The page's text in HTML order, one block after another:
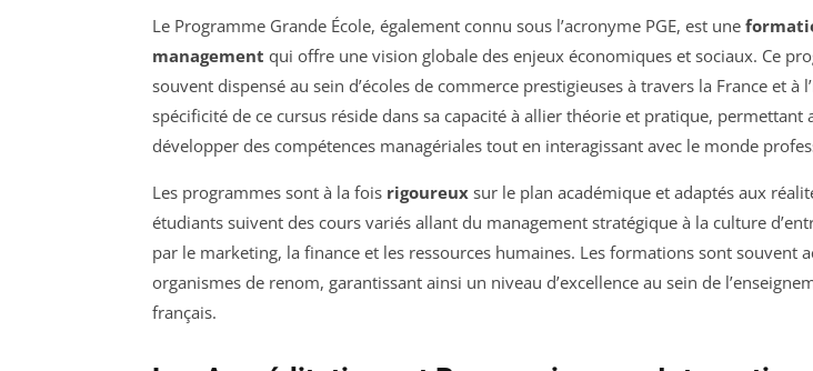
Le Programme Grande École, également connu sous l’acronyme PGE, est une
management qui offre une vision globale des enjeux économiques et sociaux. Ce
souvent dispensé au sein d’écoles de commerce prestigieuses à travers la France et à
spécificité de ce cursus réside dans sa capacité à allier théorie et pratique, permettant
développer des compétences managériales tout en interagissant avec le monde
Les programmes sont à la fois rigoureux sur le plan académique et adaptés aux
étudiants suivent des cours variés allant du management stratégique à la culture
par le marketing, la finance et les ressources humaines. Les formations sont souvent
organismes de renom, garantissant ainsi un niveau d’excellence au sein de
français.